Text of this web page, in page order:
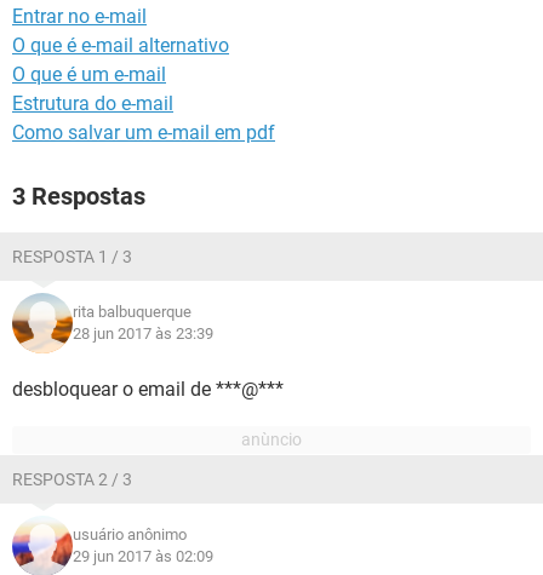
Entrar no e-mail
O que é e-mail alternativo
O que é um e-mail
Estrutura do e-mail
Como salvar um e-mail em pdf
3 Respostas
RESPOSTA 1 / 3
rita balbuquerque
28 jun 2017 às 23:39
desbloquear o email de ***@***
RESPOSTA 2 / 3
usuário anônimo
29 jun 2017 às 02:09